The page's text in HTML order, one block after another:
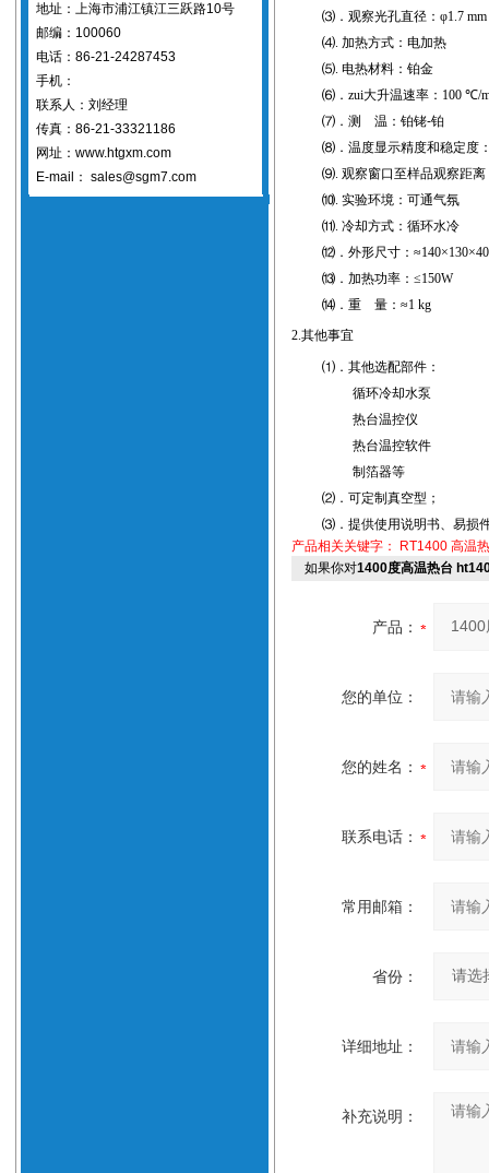
地址：上海市浦江镇江三跃路10号
邮编：100060
电话：86-21-24287453
手机：
联系人：刘经理
传真：86-21-33321186
网址：www.htgxm.com
E-mail： sales@sgm7.com
⑶．观察光孔直径：φ1.7 mm
⑷. 加热方式：电加热
⑸. 电热材料：铂金
⑹．zui大升温速率： 100 ℃/
⑺ ． 测 温： 铂铑-铂
⑻ ．温度显示精度和稳定度
⑼. 观察窗口至样品观察距离
⑽. 实验环境：可通气氛
⑾. 冷却方式：循环水冷
⑿．外形尺寸：≈140×130×40
⒀．加热功率：≤150W
⒁．重
量：≈1 kg
2.其他事宜
⑴．其他选配部件：
循环冷却水泵
热台温控仪
热台温控软件
制箔器等
⑵．可定制真空型；
⑶．提供使用说明书、易损
产品相关关键字：
RT1400 高温
如果你对1400度高温热台
产品：
您的单位：
您的姓名：
联系电话：
常用邮箱：
省份：
详细地址：
补充说明：